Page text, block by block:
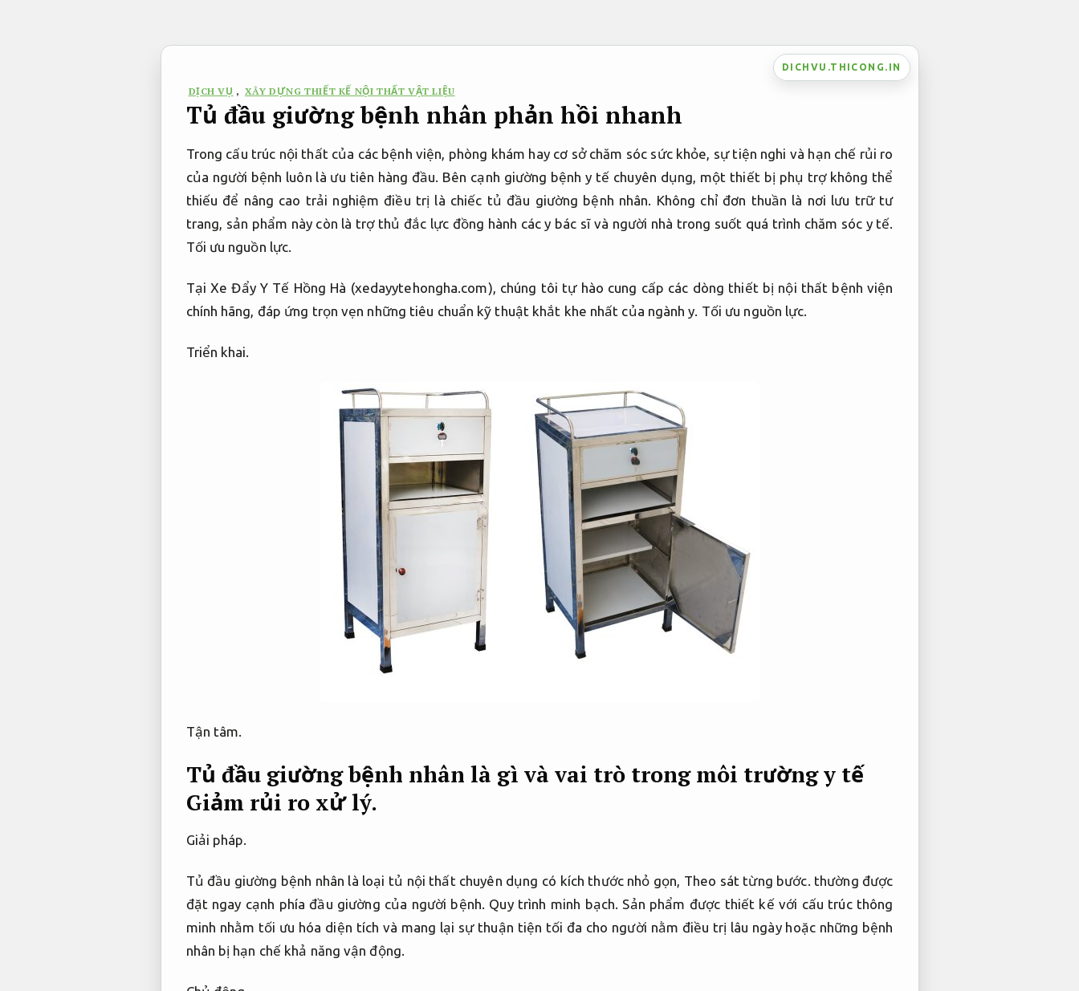
DICHVU.THICONG.IN
DỊCH VỤ , XÂY DỰNG THIẾT KẾ NỘI THẤT VẬT LIỆU
Tủ đầu giường bệnh nhân phản hồi nhanh
Trong cấu trúc nội thất của các bệnh viện, phòng khám hay cơ sở chăm sóc sức khỏe, sự tiện nghi và hạn chế rủi ro
của người bệnh luôn là ưu tiên hàng đầu. Bên cạnh giường bệnh y tế chuyên dụng, một thiết bị phụ trợ không thể
thiếu để nâng cao trải nghiệm điều trị là chiếc tủ đầu giường bệnh nhân. Không chỉ đơn thuần là nơi lưu trữ tư
trang, sản phẩm này còn là trợ thủ đắc lực đồng hành các y bác sĩ và người nhà trong suốt quá trình chăm sóc y tế.
Tối ưu nguồn lực.
Tại Xe Đẩy Y Tế Hồng Hà (xedayytehongha.com), chúng tôi tự hào cung cấp các dòng thiết bị nội thất bệnh viện
chính hãng, đáp ứng trọn vẹn những tiêu chuẩn kỹ thuật khắt khe nhất của ngành y. Tối ưu nguồn lực.
Triển khai.
Tận tâm.
Tủ đầu giường bệnh nhân là gì và vai trò trong môi trường y tế
Giảm rủi ro xử lý.
Giải pháp.
Tủ đầu giường bệnh nhân là loại tủ nội thất chuyên dụng có kích thước nhỏ gọn, Theo sát từng bước. thường được
đặt ngay cạnh phía đầu giường của người bệnh. Quy trình minh bạch. Sản phẩm được thiết kế với cấu trúc thông
minh nhằm tối ưu hóa diện tích và mang lại sự thuận tiện tối đa cho người nằm điều trị lâu ngày hoặc những bệnh
nhân bị hạn chế khả năng vận động.